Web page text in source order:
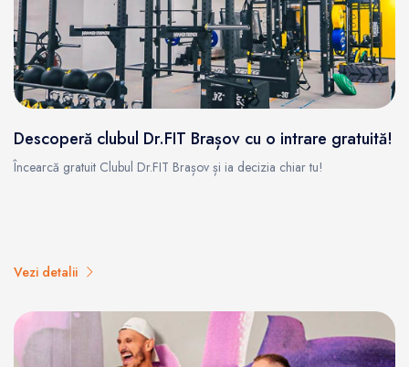
Descoperă clubul Dr.FIT Brașov cu o intrare gratuită!
Încearcă gratuit Clubul Dr.FIT Brașov și ia decizia chiar tu!
Vezi detalii